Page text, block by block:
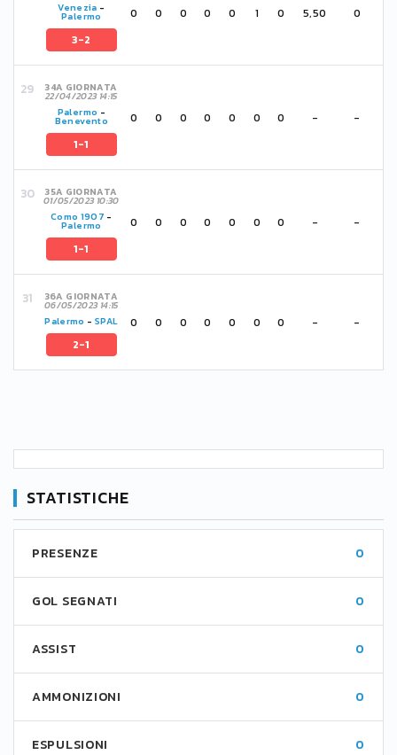
Venezia -
Palermo
3-2
0 0 0 0 0 1 0 5,50 0
34A GIORNATA
22/04/2023 14:15
Palermo -
Benevento
1-1
0 0 0 0 0 0 0 - -
35A GIORNATA
01/05/2023 10:30
Como 1907 -
Palermo
1-1
0 0 0 0 0 0 0 - -
36A GIORNATA
06/05/2023 14:15
Palermo - SPAL
2-1
0 0 0 0 0 0 0 - -
STATISTICHE
PRESENZE 0
GOL SEGNATI 0
ASSIST 0
AMMONIZIONI 0
ESPULSIONI 0